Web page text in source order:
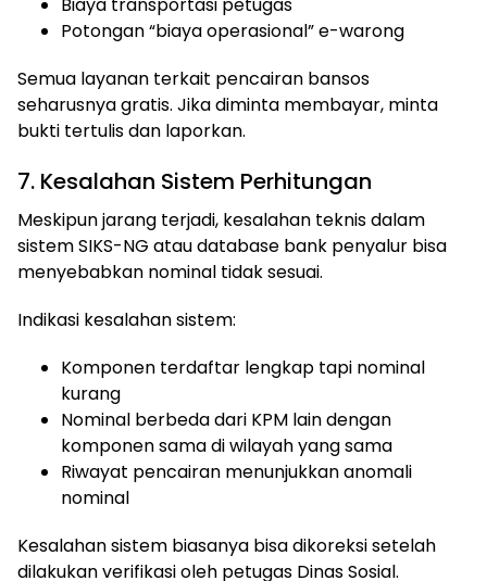
Biaya transportasi petugas
Potongan “biaya operasional” e-warong
Semua layanan terkait pencairan bansos
seharusnya gratis. Jika diminta membayar, minta
bukti tertulis dan laporkan.
7. Kesalahan Sistem Perhitungan
Meskipun jarang terjadi, kesalahan teknis dalam
sistem SIKS-NG atau database bank penyalur bisa
menyebabkan nominal tidak sesuai.
Indikasi kesalahan sistem:
Komponen terdaftar lengkap tapi nominal
kurang
Nominal berbeda dari KPM lain dengan
komponen sama di wilayah yang sama
Riwayat pencairan menunjukkan anomali
nominal
Kesalahan sistem biasanya bisa dikoreksi setelah
dilakukan verifikasi oleh petugas Dinas Sosial.